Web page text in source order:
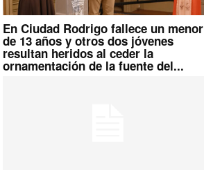
En Ciudad Rodrigo fallece un menor
de 13 años y otros dos jóvenes
resultan heridos al ceder la
ornamentación de la fuente del...